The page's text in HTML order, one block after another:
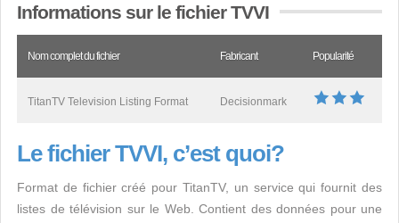
Informations sur le fichier TVVI
Nom complet du fichier Fabricant Popularité
TitanTV Television Listing Format Decisionmark
Le fichier TVVI, c’est quoi?
Format de fichier créé pour TitanTV, un service qui fournit des
listes de télévision sur le Web. Contient des données pour une